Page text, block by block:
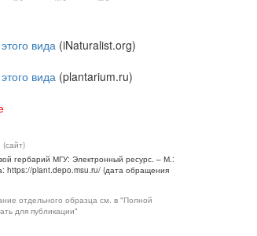
вида (iNaturalist.org)
вида (plantarium.ru)
(сайт)
гербарий МГУ: Электронный ресурс. – М.:
https://plant.depo.msu.ru/ (дата обращения
отдельного образца см. в "Полной
для публикации"